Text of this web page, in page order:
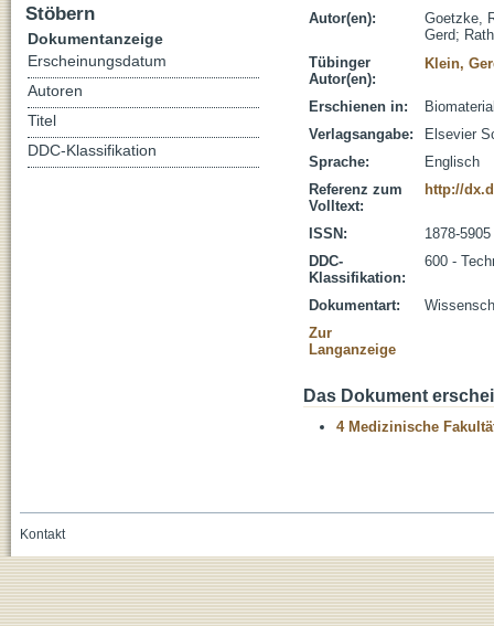
Autor(en):
Goetzke,
Gerd;
Tübinger
Autor(en):
Klein,
Erschienen in:
Verlagsangabe:
Elsevier
Sprache:
Englisch
Referenz zum
Volltext:
http://
ISSN:
1878-5905
DDC-
Klassifikation:
600 -
Dokumentart:
Zur
Langanzeige
Das Dokument
4 Medizinische
Stöbern
Dokumentanzeige
Erscheinungsdatum
Autoren
Titel
DDC-Klassifikation
Kontakt